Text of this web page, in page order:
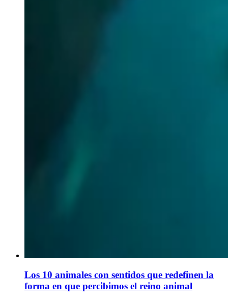
Los 10 animales con sentidos que redefinen la
forma en que percibimos el reino animal